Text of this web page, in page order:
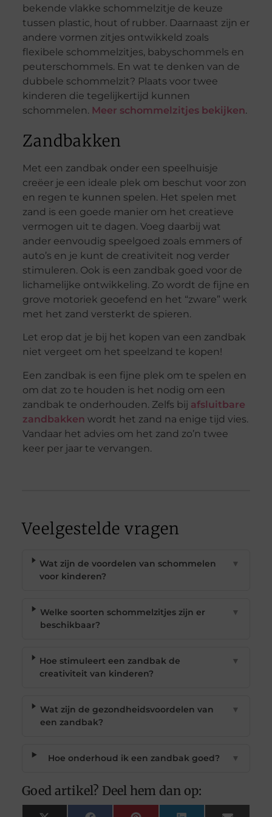
bekende vlakke schommelzitje de keuze
tussen plastic, hout of rubber. Daarnaast zijn er
andere vormen zitjes ontwikkeld zoals
flexibele schommelzitjes, babyschommels en
peuterschommels. En wat te denken van de
dubbele schommelzit? Plaats voor twee
kinderen die tegelijkertijd kunnen
schommelen. Meer schommelzitjes bekijken.
Zandbakken
Met een zandbak onder een speelhuisje
creëer je een ideale plek om beschut voor zon
en regen te kunnen spelen. Het spelen met
zand is een goede manier om het creatieve
vermogen uit te dagen. Voeg daarbij wat
ander eenvoudig speelgoed zoals emmers of
auto’s en je kunt de creativiteit nog verder
stimuleren. Ook is een zandbak goed voor de
lichamelijke ontwikkeling. Zo wordt de fijne en
grove motoriek geoefend en het “zware” werk
met het zand versterkt de spieren.
Let erop dat je bij het kopen van een zandbak
niet vergeet om het speelzand te kopen!
Een zandbak is een fijne plek om te spelen en
om dat zo te houden is het nodig om een
zandbak te onderhouden. Zelfs bij afsluitbare
zandbakken wordt het zand na enige tijd vies.
Vandaar het advies om het zand zo’n twee
keer per jaar te vervangen.
Veelgestelde vragen
Wat zijn de voordelen van schommelen
voor kinderen?
▼
Welke soorten schommelzitjes zijn er
beschikbaar?
▼
Hoe stimuleert een zandbak de
creativiteit van kinderen?
▼
Wat zijn de gezondheidsvoordelen van
een zandbak?
▼
Hoe onderhoud ik een zandbak goed? ▼
Goed artikel? Deel hem dan op: